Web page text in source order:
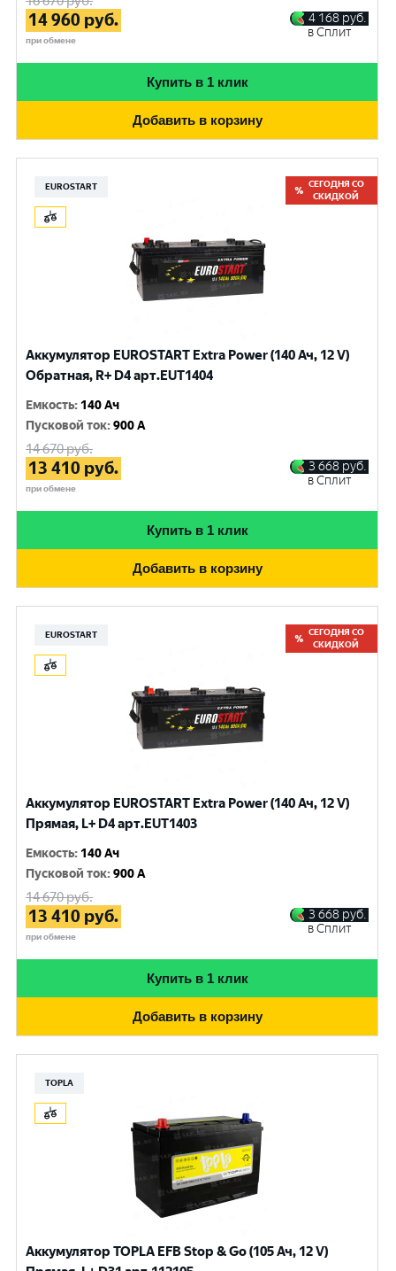
14 960 руб.
при обмене
4 168 руб.
в Сплит
Купить в 1 клик
Добавить в корзину
EUROSTART
СЕГОДНЯ СО
СКИДКОЙ
Аккумулятор EUROSTART Extra Power (140 Ач, 12 V)
Обратная, R+ D4 арт.EUT1404
Емкость: 140 Ач
Пусковой ток:900 A
14 670руб.
13 410 руб.
при обмене
3 668 руб.
в Сплит
Купить в 1 клик
Добавить в корзину
EUROSTART
СЕГОДНЯ СО
СКИДКОЙ
Аккумулятор EUROSTART Extra Power (140 Ач, 12 V)
Прямая, L+ D4 арт.EUT1403
Емкость: 140 Ач
Пусковой ток:900 A
14 670руб.
13 410 руб.
при обмене
3 668 руб.
в Сплит
Купить в 1 клик
Добавить в корзину
TOPLA
Аккумулятор TOPLA EFB Stop & Go (105 Ач, 12 V)